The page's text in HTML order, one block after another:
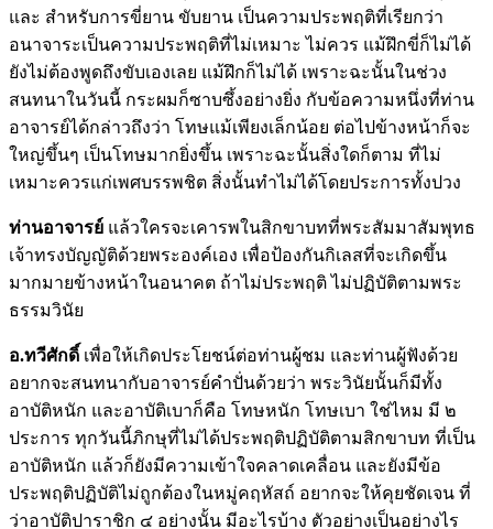
และ สำหรับการขี่ยาน ขับยาน เป็นความประพฤติที่เรียกว่า
อนาจาระเป็นความประพฤติที่ไม่เหมาะ ไม่ควร แม้ฝึกขี่ก็ไม่ได้
ยังไม่ต้องพูดถึงขับเองเลย แม้ฝึกก็ไม่ได้ เพราะฉะนั้นในช่วง
สนทนาในวันนี้ กระผมก็ซาบซึ้งอย่างยิ่ง กับข้อความหนึ่งที่ท่าน
อาจารย์ได้กล่าวถึงว่า โทษแม้เพียงเล็กน้อย ต่อไปข้างหน้าก็จะ
ใหญ่ขึ้นๆ เป็นโทษมากยิ่งขึ้น เพราะฉะนั้นสิ่งใดก็ตาม ที่ไม่
เหมาะควรแก่เพศบรรพชิต สิ่งนั้นทำไม่ได้โดยประการทั้งปวง
ท่านอาจารย์ แล้วใครจะเคารพในสิกขาบทที่พระสัมมาสัมพุทธ
เจ้าทรงบัญญัติด้วยพระองค์เอง เพื่อป้องกันกิเลสที่จะเกิดขึ้น
มากมายข้างหน้าในอนาคต ถ้าไม่ประพฤติ ไม่ปฏิบัติตามพระ
ธรรมวินัย
อ.ทวีศักดิ์ เพื่อให้เกิดประโยชน์ต่อท่านผู้ชม และท่านผู้ฟังด้วย
อยากจะสนทนากับอาจารย์คำปั่นด้วยว่า พระวินัยนั้นก็มีทั้ง
อาบัติหนัก และอาบัติเบาก็คือ โทษหนัก โทษเบา ใช่ไหม มี ๒
ประการ ทุกวันนี้ภิกษุที่ไม่ได้ประพฤติปฏิบัติตามสิกขาบท ที่เป็น
อาบัติหนัก แล้วก็ยังมีความเข้าใจคลาดเคลื่อน และยังมีข้อ
ประพฤติปฏิบัติไม่ถูกต้องในหมู่คฤหัสถ์ อยากจะให้คุยชัดเจน ที่
ว่าอาบัติปาราชิก ๔ อย่างนั้น มีอะไรบ้าง ตัวอย่างเป็นอย่างไร